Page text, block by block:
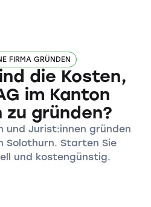
FIRMA GRÜNDEN
die Kosten,
im Kanton
zu gründen?
und Jurist:innen gründen
Solothurn. Starten Sie
und kostengünstig.